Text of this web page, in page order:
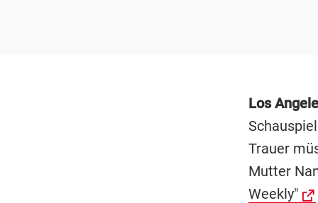
Los
Trauer
Mutter
Weekly"